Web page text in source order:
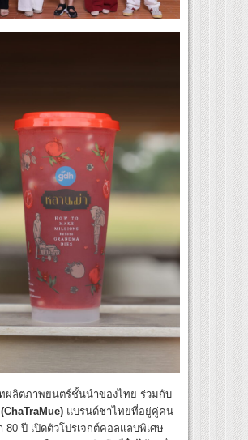
ผลิตภาพยนตร์ชั้นนำของไทย ร่วมกับ
ChaTraMue) แบรนด์ชาไทยที่อยู่คู่คน
80 ปี เปิดตัวโปรเจกต์คอลแลบพิเศษ